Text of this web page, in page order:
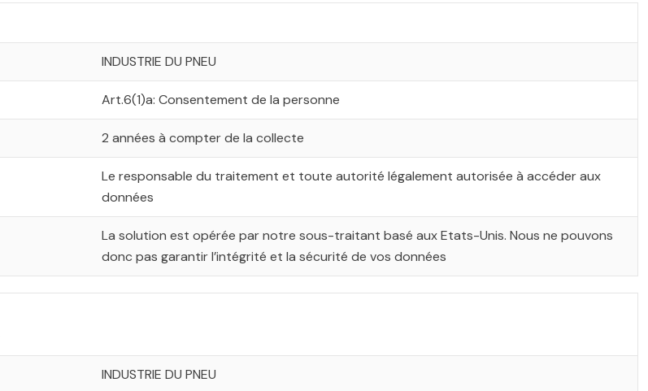
INDUSTRIE DU PNEU
Art.6(1)a: Consentement de la personne
2 années à compter de la collecte
Le responsable du traitement et toute autorité légalement autorisée à accéder aux
données
La solution est opérée par notre sous-traitant basé aux Etats-Unis. Nous ne pouvons
donc pas garantir l’intégrité et la sécurité de vos données
INDUSTRIE DU PNEU